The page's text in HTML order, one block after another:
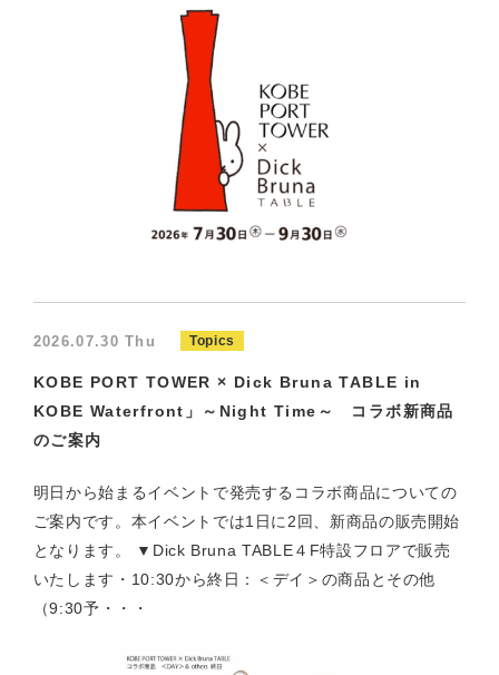
2026.07.30 Thu Topics
KOBE PORT TOWER × Dick Bruna TABLE in
KOBE Waterfront」～Night Time～ コラボ新商品
のご案内
明日から始まるイベントで発売するコラボ商品についての
ご案内です。本イベントでは1日に2回、新商品の販売開始
となります。 ▼Dick Bruna TABLE４F特設フロアで販売
いたします・10:30から終日：＜デイ＞の商品とその他
（9:30予・・・